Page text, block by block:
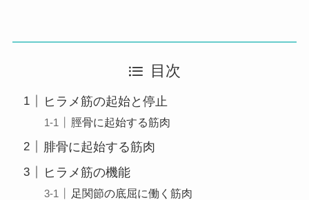
目次
ヒラメ筋の起始と停止
脛骨に起始する筋肉
腓骨に起始する筋肉
ヒラメ筋の機能
足関節の底屈に働く筋肉